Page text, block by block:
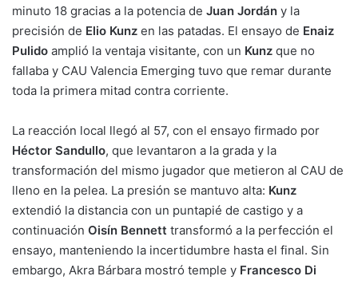
minuto 18 gracias a la potencia de Juan Jordán y la
precisión de Elio Kunz en las patadas. El ensayo de Enaiz
Pulido amplió la ventaja visitante, con un Kunz que no
fallaba y CAU Valencia Emerging tuvo que remar durante
toda la primera mitad contra corriente.
La reacción local llegó al 57, con el ensayo firmado por
Héctor Sandullo, que levantaron a la grada y la
transformación del mismo jugador que metieron al CAU de
lleno en la pelea. La presión se mantuvo alta: Kunz
extendió la distancia con un puntapié de castigo y a
continuación Oisín Bennett transformó a la perfección el
ensayo, manteniendo la incertidumbre hasta el final. Sin
embargo, Akra Bárbara mostró temple y Francesco Di